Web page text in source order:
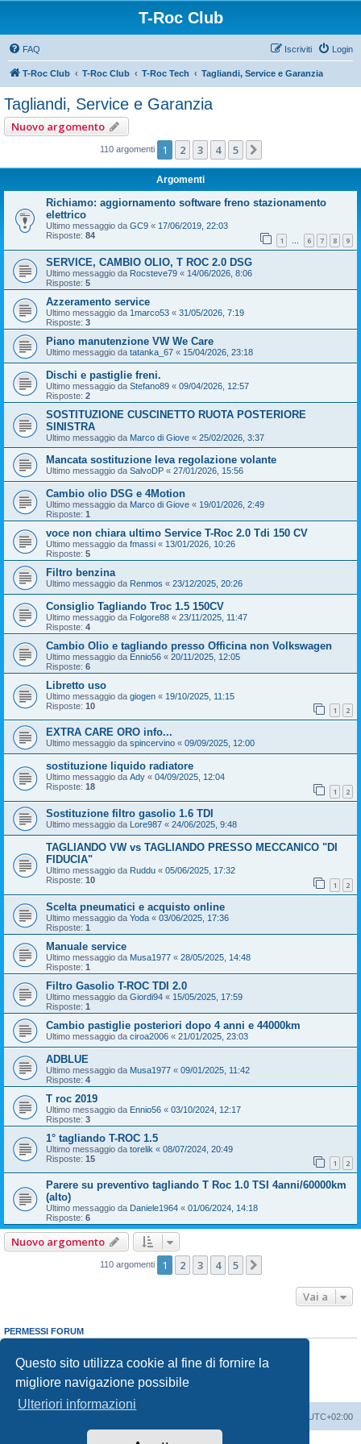
Questo sito utilizza cookie al fine di fornire la
migliore navigazione possibile
Ulteriori informazioni
T-Roc Club
FAQ Login
Iscriviti
T-Roc Club T-Roc Club T-Roc Tech Tagliandi, Service e Garanzia
Tagliandi, Service e Garanzia
Nuovo argomento
110 argomenti 1 2 3 4 5
Argomenti
Richiamo: aggiornamento software freno stazionamento
elettrico
Ultimo messaggio da GC9 « 17/06/2019, 22:03
Risposte: 84 1 … 6 7 8 9
SERVICE, CAMBIO OLIO, T ROC 2.0 DSG
Ultimo messaggio da Rocsteve79 « 14/06/2026, 8:06
Risposte: 5
Azzeramento service
Ultimo messaggio da 1marco53 « 31/05/2026, 7:19
Risposte: 3
Piano manutenzione VW We Care
Ultimo messaggio da tatanka_67 « 15/04/2026, 23:18
Dischi e pastiglie freni.
Ultimo messaggio da Stefano89 « 09/04/2026, 12:57
Risposte: 2
SOSTITUZIONE CUSCINETTO RUOTA POSTERIORE
SINISTRA
Ultimo messaggio da Marco di Giove « 25/02/2026, 3:37
Mancata sostituzione leva regolazione volante
Ultimo messaggio da SalvoDP « 27/01/2026, 15:56
Cambio olio DSG e 4Motion
Ultimo messaggio da Marco di Giove « 19/01/2026, 2:49
Risposte: 1
voce non chiara ultimo Service T-Roc 2.0 Tdi 150 CV
Ultimo messaggio da fmassi « 13/01/2026, 10:26
Risposte: 5
Filtro benzina
Ultimo messaggio da Renmos « 23/12/2025, 20:26
Consiglio Tagliando Troc 1.5 150CV
Ultimo messaggio da Folgore88 « 23/11/2025, 11:47
Risposte: 4
Cambio Olio e tagliando presso Officina non Volkswagen
Ultimo messaggio da Ennio56 « 20/11/2025, 12:05
Risposte: 6
Libretto uso
Ultimo messaggio da giogen « 19/10/2025, 11:15
Risposte: 10 1 2
EXTRA CARE ORO info...
Ultimo messaggio da spincervino « 09/09/2025, 12:00
sostituzione liquido radiatore
Ultimo messaggio da Ady « 04/09/2025, 12:04
Risposte: 18 1 2
Sostituzione filtro gasolio 1.6 TDI
Ultimo messaggio da Lore987 « 24/06/2025, 9:48
TAGLIANDO VW vs TAGLIANDO PRESSO MECCANICO "DI
FIDUCIA"
Ultimo messaggio da Ruddu « 05/06/2025, 17:32
Risposte: 10 1 2
Scelta pneumatici e acquisto online
Ultimo messaggio da Yoda « 03/06/2025, 17:36
Risposte: 1
Manuale service
Ultimo messaggio da Musa1977 « 28/05/2025, 14:48
Risposte: 1
Filtro Gasolio T-ROC TDI 2.0
Ultimo messaggio da Giordi94 « 15/05/2025, 17:59
Risposte: 1
Cambio pastiglie posteriori dopo 4 anni e 44000km
Ultimo messaggio da ciroa2006 « 21/01/2025, 23:03
ADBLUE
Ultimo messaggio da Musa1977 « 09/01/2025, 11:42
Risposte: 4
T roc 2019
Ultimo messaggio da Ennio56 « 03/10/2024, 12:17
Risposte: 3
1° tagliando T-ROC 1.5
Ultimo messaggio da torelik « 08/07/2024, 20:49
Risposte: 15 1 2
Parere su preventivo tagliando T Roc 1.0 TSI 4anni/60000km
(alto)
Ultimo messaggio da Daniele1964 « 01/06/2024, 14:18
Risposte: 6
Nuovo argomento
110 argomenti 1 2 3 4 5
Vai a
PERMESSI FORUM
Non puoi
rispondere negli argomenti
Non puoimodificare i tuoi messaggi
Non puoicancellare i tuoi messaggi
Non puoi
inviare allegati
UTC+02:00